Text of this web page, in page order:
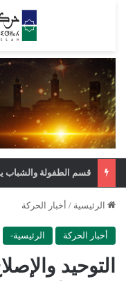
قسم الطفولة والشباب
الرئيسية / أخبار الحركة
أخبار الحركة الرئيسية-
التوحيد